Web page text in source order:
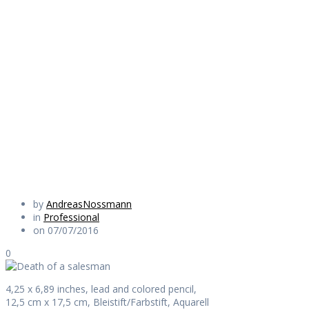
by AndreasNossmann
in Professional
on 07/07/2016
0
4,25 x 6,89 inches, lead and colored pencil,
12,5 cm x 17,5 cm, Bleistift/Farbstift, Aquarell